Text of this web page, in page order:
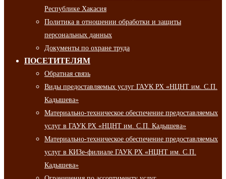
Республике Хакасия
Политика в отношении обработки и защиты
персональных данных
Документы по охране труда
ПОСЕТИТЕЛЯМ
Обратная связь
Виды предоставляемых услуг ГАУК РХ «НЦНТ им. С.П.
Кадышева»
Материально-техническое обеспечение предоставляемых
услуг в ГАУК РХ «НЦНТ им. С.П. Кадышева»
Материально-техническое обеспечение предоставляемых
услуг в КИЗе-филиале ГАУК РХ «НЦНТ им. С.П.
Кадышева»